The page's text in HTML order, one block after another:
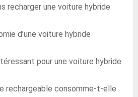
recharger une voiture hybride
d’une voiture hybride
pour une voiture hybride
rechargeable consomme-t-elle